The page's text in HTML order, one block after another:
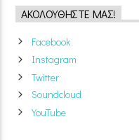
ΑΚΟΛΟΥΘΉΣΤΕ ΜΑΣ!
Facebook
Instagram
Twitter
Soundcloud
YouTube